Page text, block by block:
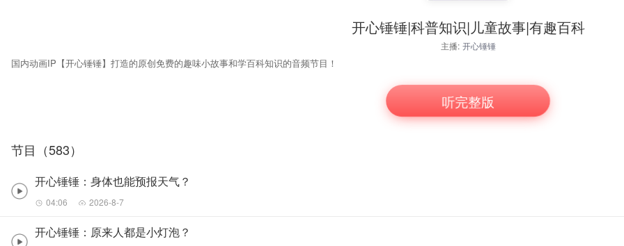
开心锤锤|科普知识|儿童故事|有趣百科
主播: 开心锤锤
国内动画IP【开心锤锤】打造的原创免费的趣味小故事和学百科知识的音频节目！
听完整版
节目（583）
开心锤锤：身体也能预报天气？
04:06 2026-8-7
开心锤锤：原来人都是小灯泡？